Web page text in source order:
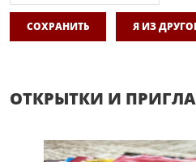
СОХРАНИТЬ Я ИЗ
ОТКРЫТКИ И